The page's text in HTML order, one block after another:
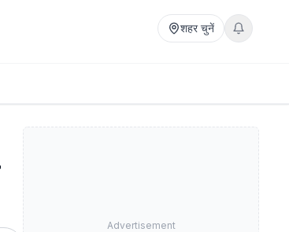
शहर चुनें
Advertisement